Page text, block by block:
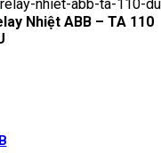
Nhiệt ABB – TA 110